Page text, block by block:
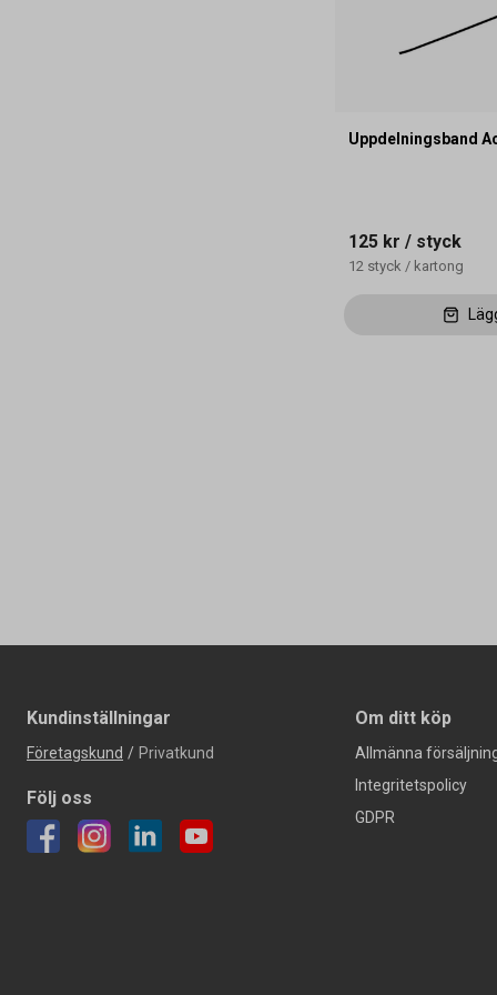
Uppdelningsband
125 kr / styck
12 styck / kartong
Kundinställningar
Företagskund / Privatkund
Följ oss
Om ditt köp
Allmänna
Integritetspolicy
GDPR